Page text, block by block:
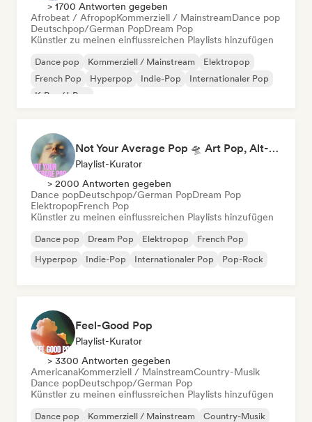
> 1700 Antworten gegeben
Afrobeat / AfropopKommerziell / MainstreamDance pop
Deutschpop/German PopDream Pop
Künstler zu meinen einflussreichen Playlists hinzufügen
Dance pop Kommerziell / Mainstream
Elektropop
French Pop
Hyperpop Indie-Pop
Internationaler Pop
K-Pop/J-Pop
Not Your Average Pop 🛸 Art Pop, Alt-Pop & Indie Pop
Playlist-Kurator
> 2000 Antworten gegeben
Dance popDeutschpop/German PopDream Pop
ElektropopFrench Pop
Künstler zu meinen einflussreichen Playlists hinzufügen
Dance pop Dream Pop Elektropop
French Pop
Hyperpop
Indie-Pop Internationaler Pop Pop-Rock
Feel-Good Pop
Playlist-Kurator
> 3300 Antworten gegeben
AmericanaKommerziell / MainstreamCountry-Musik
Dance popDeutschpop/German Pop
Künstler zu meinen einflussreichen Playlists hinzufügen
Dance pop Kommerziell / Mainstream
Country-Musik